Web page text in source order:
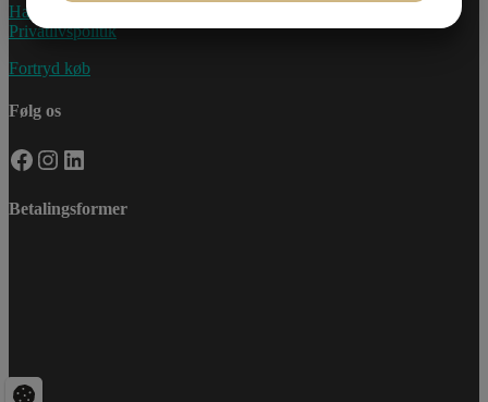
Handelsebetingelser
Privatlivspolitik
Fortryd køb
Følg os
Facebook
Instagram
LinkedIn
Betalingsformer